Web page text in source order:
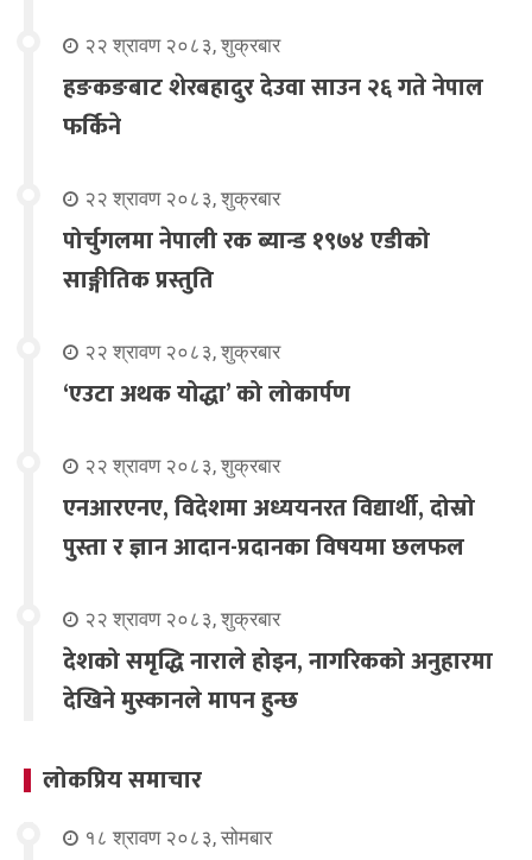
२२ श्रावण २०८३, शुक्रबार
हङकङबाट शेरबहादुर देउवा साउन २६ गते नेपाल
फर्किने
२२ श्रावण २०८३, शुक्रबार
पोर्चुगलमा नेपाली रक ब्यान्ड १९७४ एडीको
साङ्गीतिक प्रस्तुति
२२ श्रावण २०८३, शुक्रबार
‘एउटा अथक योद्धा’ को लोकार्पण
२२ श्रावण २०८३, शुक्रबार
एनआरएनए, विदेशमा अध्ययनरत विद्यार्थी, दोस्रो
पुस्ता र ज्ञान आदान-प्रदानका विषयमा छलफल
२२ श्रावण २०८३, शुक्रबार
देशको समृद्धि नाराले होइन, नागरिकको अनुहारमा
देखिने मुस्कानले मापन हुन्छ
लोकप्रिय समाचार
१८ श्रावण २०८३, सोमबार